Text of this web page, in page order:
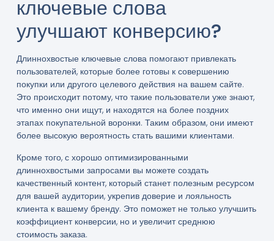
ключевые слова
улучшают конверсию?
Длиннохвостые ключевые слова помогают привлекать
пользователей, которые более готовы к совершению
покупки или другого целевого действия на вашем сайте.
Это происходит потому, что такие пользователи уже знают,
что именно они ищут, и находятся на более поздних
этапах покупательной воронки. Таким образом, они имеют
более высокую вероятность стать вашими клиентами.
Кроме того, с хорошо оптимизированными
длиннохвостыми запросами вы можете создать
качественный контент, который станет полезным ресурсом
для вашей аудитории, укрепив доверие и лояльность
клиента к вашему бренду. Это поможет не только улучшить
коэффициент конверсии, но и увеличит среднюю
стоимость заказа.